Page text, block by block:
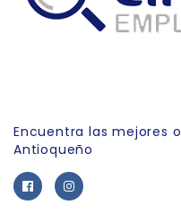
Encuentra las mejores
Antioqueño